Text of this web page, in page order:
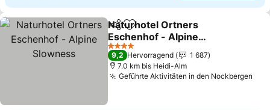
TeilenZu Favoriten hinzufügen
Naturhotel Ortners
Eschenhof - Alpine
Slowness
4 Sterne
9,2 Hervorragend
1 687
7.0 km bis Heidi-Alm
Geführte Aktivitäten in den Nockbergen